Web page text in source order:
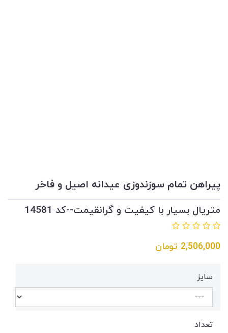
پیراهن تمام سوزندوزی عیدانه اصیل و فاخر
متریال بسیار با کیفیت و گرانقیمت--کد 14581
2,506,000 تومان
سایز
تعداد